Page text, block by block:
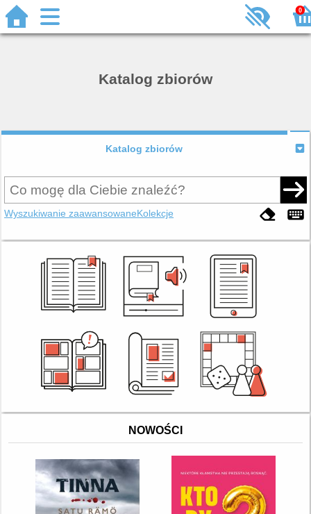
0
Katalog zbiorów
Katalog zbiorów
Wyszukiwanie zaawansowaneKolekcje
NOWOŚCI